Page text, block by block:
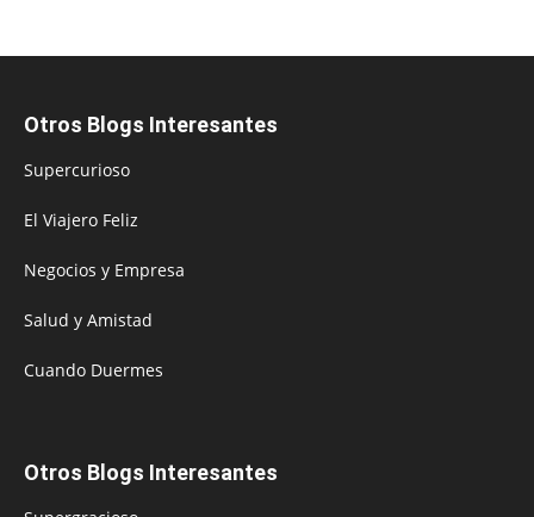
Otros Blogs Interesantes
Supercurioso
El Viajero Feliz
Negocios y Empresa
Salud y Amistad
Cuando Duermes
Otros Blogs Interesantes